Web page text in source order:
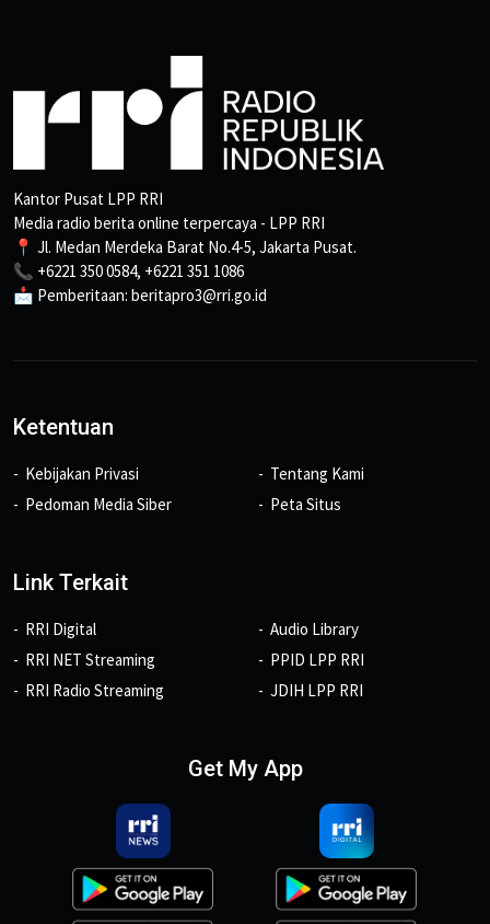
Kantor Pusat LPP RRI
Media radio berita online terpercaya - LPP RRI
📍 Jl. Medan Merdeka Barat No.4-5, Jakarta Pusat.
📞 +6221 350 0584, +6221 351 1086
📩 Pemberitaan: beritapro3@rri.go.id
Ketentuan
Kebijakan Privasi
Pedoman Media Siber
Tentang Kami
Peta Situs
Link Terkait
RRI Digital
RRI NET Streaming
RRI Radio Streaming
Audio Library
PPID LPP RRI
JDIH LPP RRI
Get My App